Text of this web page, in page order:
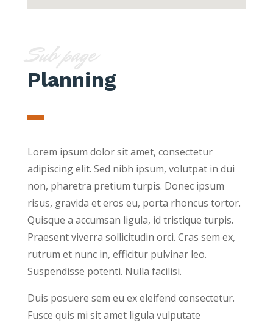
Sub page
Planning
Lorem ipsum dolor sit amet, consectetur
adipiscing elit. Sed nibh ipsum, volutpat in dui
non, pharetra pretium turpis. Donec ipsum
risus, gravida et eros eu, porta rhoncus tortor.
Quisque a accumsan ligula, id tristique turpis.
Praesent viverra sollicitudin orci. Cras sem ex,
rutrum et nunc in, efficitur pulvinar leo.
Suspendisse potenti. Nulla facilisi.
Duis posuere sem eu ex eleifend consectetur.
Fusce quis mi sit amet ligula vulputate